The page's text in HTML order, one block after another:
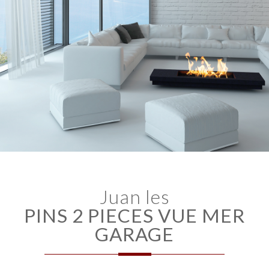
juan les
PINS 2 PIECES VUE MER
GARAGE